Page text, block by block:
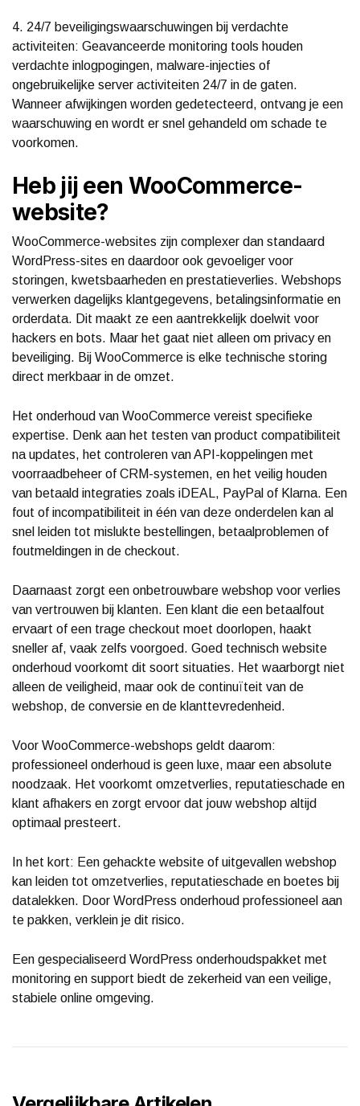
4. 24/7 beveiligingswaarschuwingen bij verdachte
activiteiten: Geavanceerde monitoring tools houden
verdachte inlogpogingen, malware-injecties of
ongebruikelijke server activiteiten 24/7 in de gaten.
Wanneer afwijkingen worden gedetecteerd, ontvang je een
waarschuwing en wordt er snel gehandeld om schade te
voorkomen.
Heb jij een WooCommerce-
website?
WooCommerce-websites zijn complexer dan standaard
WordPress-sites en daardoor ook gevoeliger voor
storingen, kwetsbaarheden en prestatieverlies. Webshops
verwerken dagelijks klantgegevens, betalingsinformatie en
orderdata. Dit maakt ze een aantrekkelijk doelwit voor
hackers en bots. Maar het gaat niet alleen om privacy en
beveiliging. Bij WooCommerce is elke technische storing
direct merkbaar in de omzet.
Het onderhoud van WooCommerce vereist specifieke
expertise. Denk aan het testen van product compatibiliteit
na updates, het controleren van API-koppelingen met
voorraadbeheer of CRM-systemen, en het veilig houden
van betaald integraties zoals iDEAL, PayPal of Klarna. Een
fout of incompatibiliteit in één van deze onderdelen kan al
snel leiden tot mislukte bestellingen, betaalproblemen of
foutmeldingen in de checkout.
Daarnaast zorgt een onbetrouwbare webshop voor verlies
van vertrouwen bij klanten. Een klant die een betaalfout
ervaart of een trage checkout moet doorlopen, haakt
sneller af, vaak zelfs voorgoed. Goed technisch website
onderhoud voorkomt dit soort situaties. Het waarborgt niet
alleen de veiligheid, maar ook de continuïteit van de
webshop, de conversie en de klanttevredenheid.
Voor WooCommerce-webshops geldt daarom:
professioneel onderhoud is geen luxe, maar een absolute
noodzaak. Het voorkomt omzetverlies, reputatieschade en
klant afhakers en zorgt ervoor dat jouw webshop altijd
optimaal presteert.
In het kort: Een gehackte website of uitgevallen webshop
kan leiden tot omzetverlies, reputatieschade en boetes bij
datalekken. Door WordPress onderhoud professioneel aan
te pakken, verklein je dit risico.
Een gespecialiseerd WordPress onderhoudspakket met
monitoring en support biedt de zekerheid van een veilige,
stabiele online omgeving.